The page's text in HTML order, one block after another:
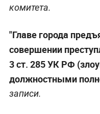
комитета.
"Главе города
совершении
3 ст. 285 УК РФ
должностными
записи.